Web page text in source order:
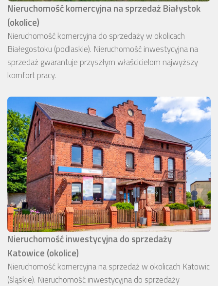
Nieruchomość komercyjna na sprzedaż Białystok
(okolice)
Nieruchomość komercyjna do sprzedaży w okolicach
Białegostoku (podlaskie). Nieruchomość inwestycyjna na
sprzedaż gwarantuje przyszłym właścicielom najwyższy
komfort pracy.
Nieruchomość inwestycyjna do sprzedaży
Katowice (okolice)
Nieruchomość komercyjna na sprzedaż w okolicach Katowic
(śląskie). Nieruchomość inwestycyjna do sprzedaży